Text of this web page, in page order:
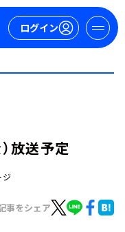
ログイン
放送予定
事をシェア